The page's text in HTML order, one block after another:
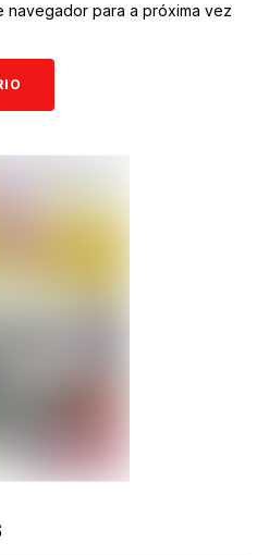
navegador para a próxima vez